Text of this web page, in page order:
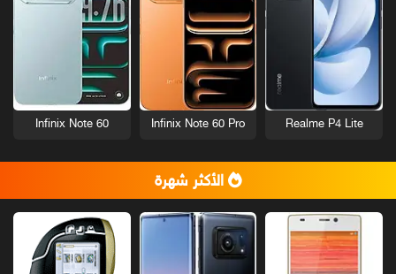
Realme P4 Lite
Infinix Note 60 Pro
Infinix Note 60
الأكثر شهرة